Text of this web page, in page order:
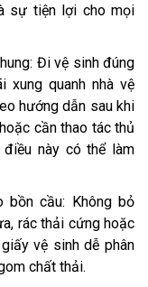
sự tiện lợi cho mọi
Đi vệ sinh đúng
xung quanh nhà vệ
hướng dẫn sau khi
cần thao tác thủ
này có thể làm
bồn cầu: Không bỏ
rác thải cứng hoặc
vệ sinh dễ phân
chất thải.